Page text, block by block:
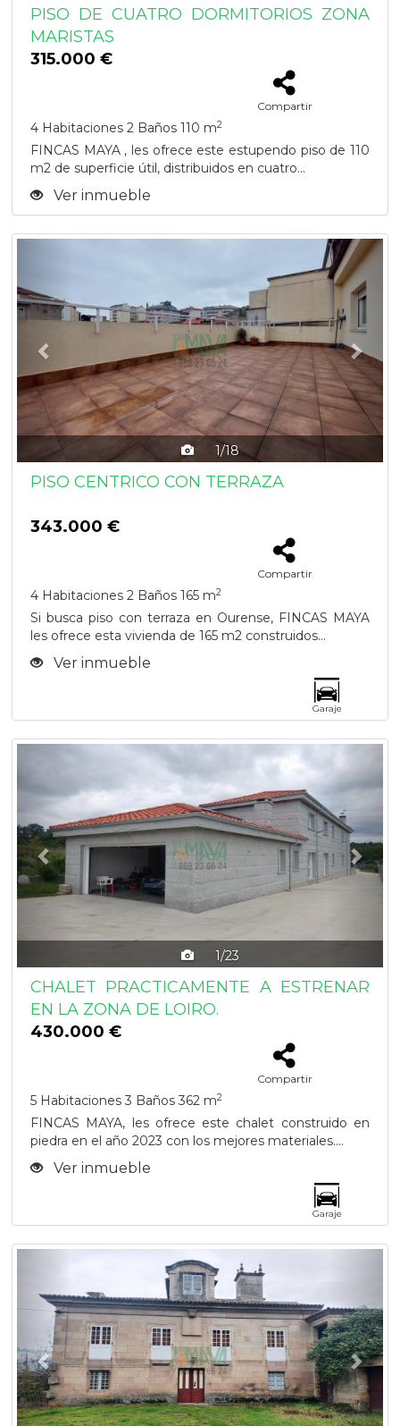
PISO DE CUATRO DORMITORIOS ZONA
MARISTAS
315.000 €
Compartir
4 Habitaciones 2 Baños 110 m2
FINCAS MAYA , les ofrece este estupendo piso de 110
m2 de superficie útil, distribuidos en cuatro...
Ver inmueble
1/18
Next
PISO CENTRICO CON TERRAZA
343.000 €
Compartir
4 Habitaciones 2 Baños 165 m2
Si busca piso con terraza en Ourense, FINCAS MAYA
les ofrece esta vivienda de 165 m2 construidos...
Ver inmueble
Garaje
1/23
CHALET PRACTICAMENTE A ESTRENAR
EN LA ZONA DE LOIRO.
430.000 €
Compartir
5 Habitaciones 3 Baños 362 m2
FINCAS MAYA, les ofrece este chalet construido en
piedra en el año 2023 con los mejores materiales....
Ver inmueble
Garaje